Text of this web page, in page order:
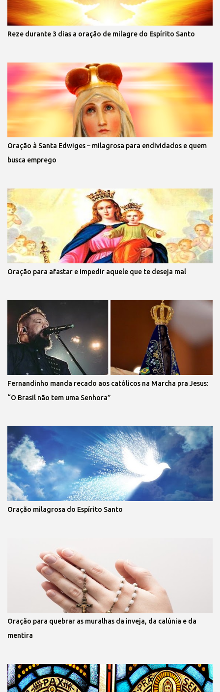
Reze durante 3 dias a oração de milagre do Espírito Santo
Oração à Santa Edwiges – milagrosa para endividados e quem
busca emprego
Oração para afastar e impedir aquele que te deseja mal
Fernandinho manda recado aos católicos na Marcha pra Jesus:
“O Brasil não tem uma Senhora”
Oração milagrosa do Espírito Santo
Oração para quebrar as muralhas da inveja, da calúnia e da
mentira